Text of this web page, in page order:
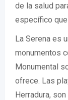
de la salud
específico
La Serena es
monumentos
Monumental
ofrece. Las
Herradura,